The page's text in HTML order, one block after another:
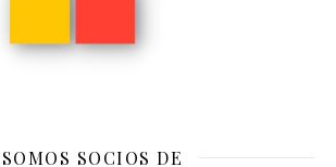
SOMOS SOCIOS DE